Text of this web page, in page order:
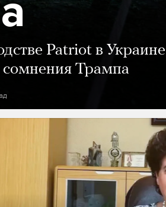
Patriot в Украине
Трампа